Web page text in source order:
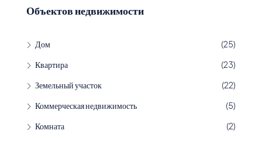
Объектов недвижимости
Дом
(25)
Квартира
(23)
Земельный участок
(22)
Коммерческая недвижимость
(5)
Комната
(2)